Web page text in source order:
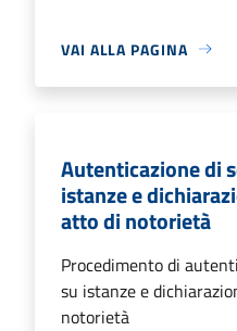
VAI ALLA PAGINA
Autenticazione di
istanze e
atto di notorietà
Procedimento di
su istanze e
notorietà